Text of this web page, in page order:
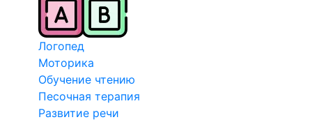
Логопед
Моторика
Обучение чтению
Песочная терапия
Развитие речи